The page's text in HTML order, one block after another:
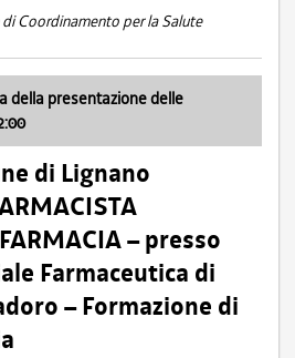
di Coordinamento per la Salute
della presentazione delle
di Lignano
– presso
Farmaceutica di
– Formazione di